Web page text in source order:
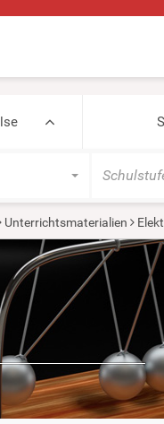
Unterrichtsmaterialien